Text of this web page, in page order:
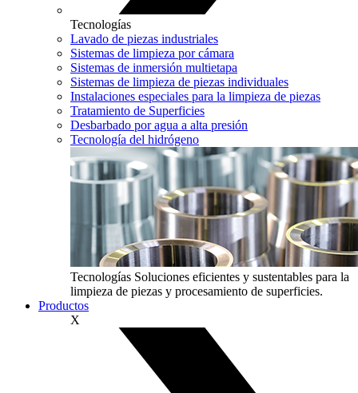
Tecnologías
Lavado de piezas industriales
Sistemas de limpieza por cámara
Sistemas de inmersión multietapa
Sistemas de limpieza de piezas individuales
Instalaciones especiales para la limpieza de piezas
Tratamiento de Superficies
Desbarbado por agua a alta presión
Tecnología del hidrógeno
Tecnologías Soluciones eficientes y sustentables para la
limpieza de piezas y procesamiento de superficies.
Productos
X